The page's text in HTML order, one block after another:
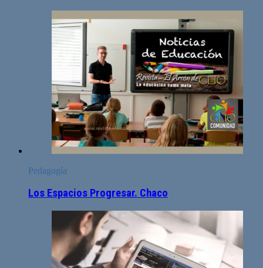
Pedagogía
Los Espacios Progresar. Chaco